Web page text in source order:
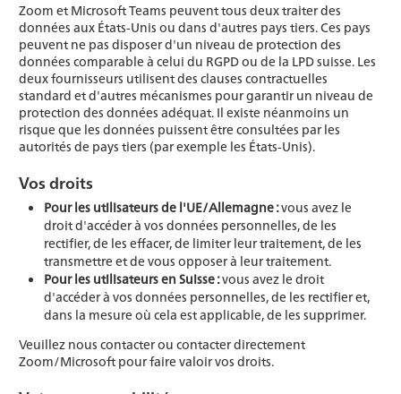
Zoom et Microsoft Teams peuvent tous deux traiter des
données aux États-Unis ou dans d'autres pays tiers. Ces pays
peuvent ne pas disposer d'un niveau de protection des
données comparable à celui du RGPD ou de la LPD suisse. Les
deux fournisseurs utilisent des clauses contractuelles
standard et d'autres mécanismes pour garantir un niveau de
protection des données adéquat. Il existe néanmoins un
risque que les données puissent être consultées par les
autorités de pays tiers (par exemple les États-Unis).
Vos droits
Pour les utilisateurs de l'UE/Allemagne :vous avez le
droit d'accéder à vos données personnelles, de les
rectifier, de les effacer, de limiter leur traitement, de les
transmettre et de vous opposer à leur traitement.
Pour les utilisateurs en Suisse :vous avez le droit
d'accéder à vos données personnelles, de les rectifier et,
dans la mesure où cela est applicable, de les supprimer.
Veuillez nous contacter ou contacter directement
Zoom/Microsoft pour faire valoir vos droits.